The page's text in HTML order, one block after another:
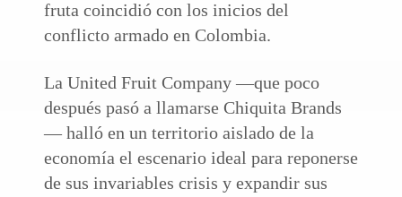
fruta coincidió con los inicios del
conflicto armado en Colombia.
La United Fruit Company —que poco
después pasó a llamarse Chiquita Brands
— halló en un territorio aislado de la
economía el escenario ideal para reponerse
de sus invariables crisis y expandir sus